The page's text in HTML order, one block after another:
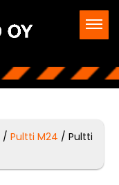
/Pultti M24 / Pultti